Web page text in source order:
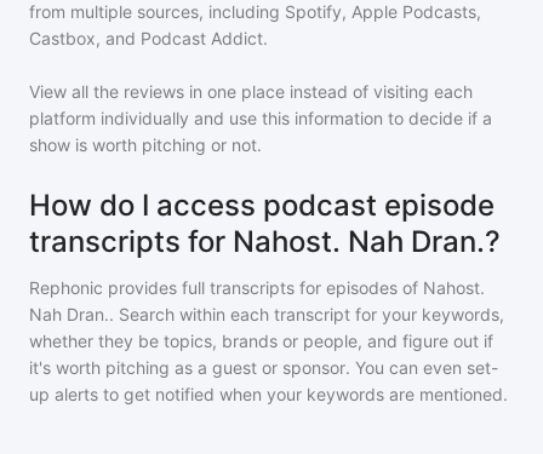
from multiple sources, including Spotify, Apple Podcasts,
Castbox, and Podcast Addict.
View all the reviews in one place instead of visiting each
platform individually and use this information to decide if a
show is worth pitching or not.
How do I access podcast episode
transcripts for Nahost. Nah Dran.?
Rephonic provides full transcripts for episodes of Nahost.
Nah Dran.. Search within each transcript for your keywords,
whether they be topics, brands or people, and figure out if
it's worth pitching as a guest or sponsor. You can even set-
up alerts to get notified when your keywords are mentioned.